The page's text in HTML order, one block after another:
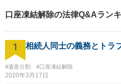
口座凍結解除の法律Q&Aラン
1 相続人同士の義務とトラ
#遺産分割 #口座凍結解除
2020年3月17日